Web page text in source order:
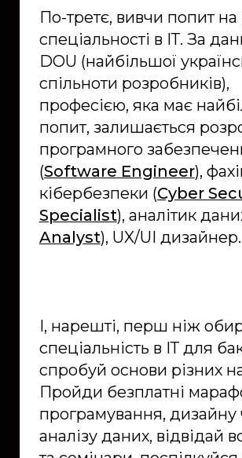
По-третє, вивчи попит на
спеціальності в ІТ. За
DOU (найбільшої
спільноти розробників),
професією, яка має
попит, залишається
програмного
(Software Engineer),
кібербезпеки (Cyber
Specialist), аналітик
Analyst), UX/UI дизайнер.
І, нарешті, перш ніж
спеціальність в ІТ для
спробуй основи різних
Пройди безплатні
програмування, дизайну
аналізу даних, відвідай